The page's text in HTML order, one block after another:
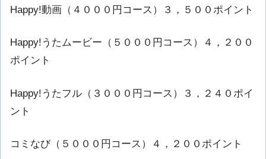
Happy!動画（４０００円コース）３，５００ポイント
Happy!うたムービー（５０００円コース）４，２００
ポイント
Happy!うたフル（３０００円コース）３，２４０ポイ
ント
コミなび（５０００円コース）４，２００ポイント